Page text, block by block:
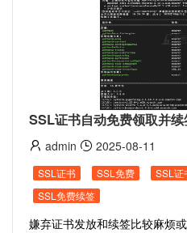
SSL证书自动免费领取并续
admin 2025-08-11
SSL证书 SSL免费 SSL证
SSL免费续签
嫌弃证书发放和续签比较麻烦